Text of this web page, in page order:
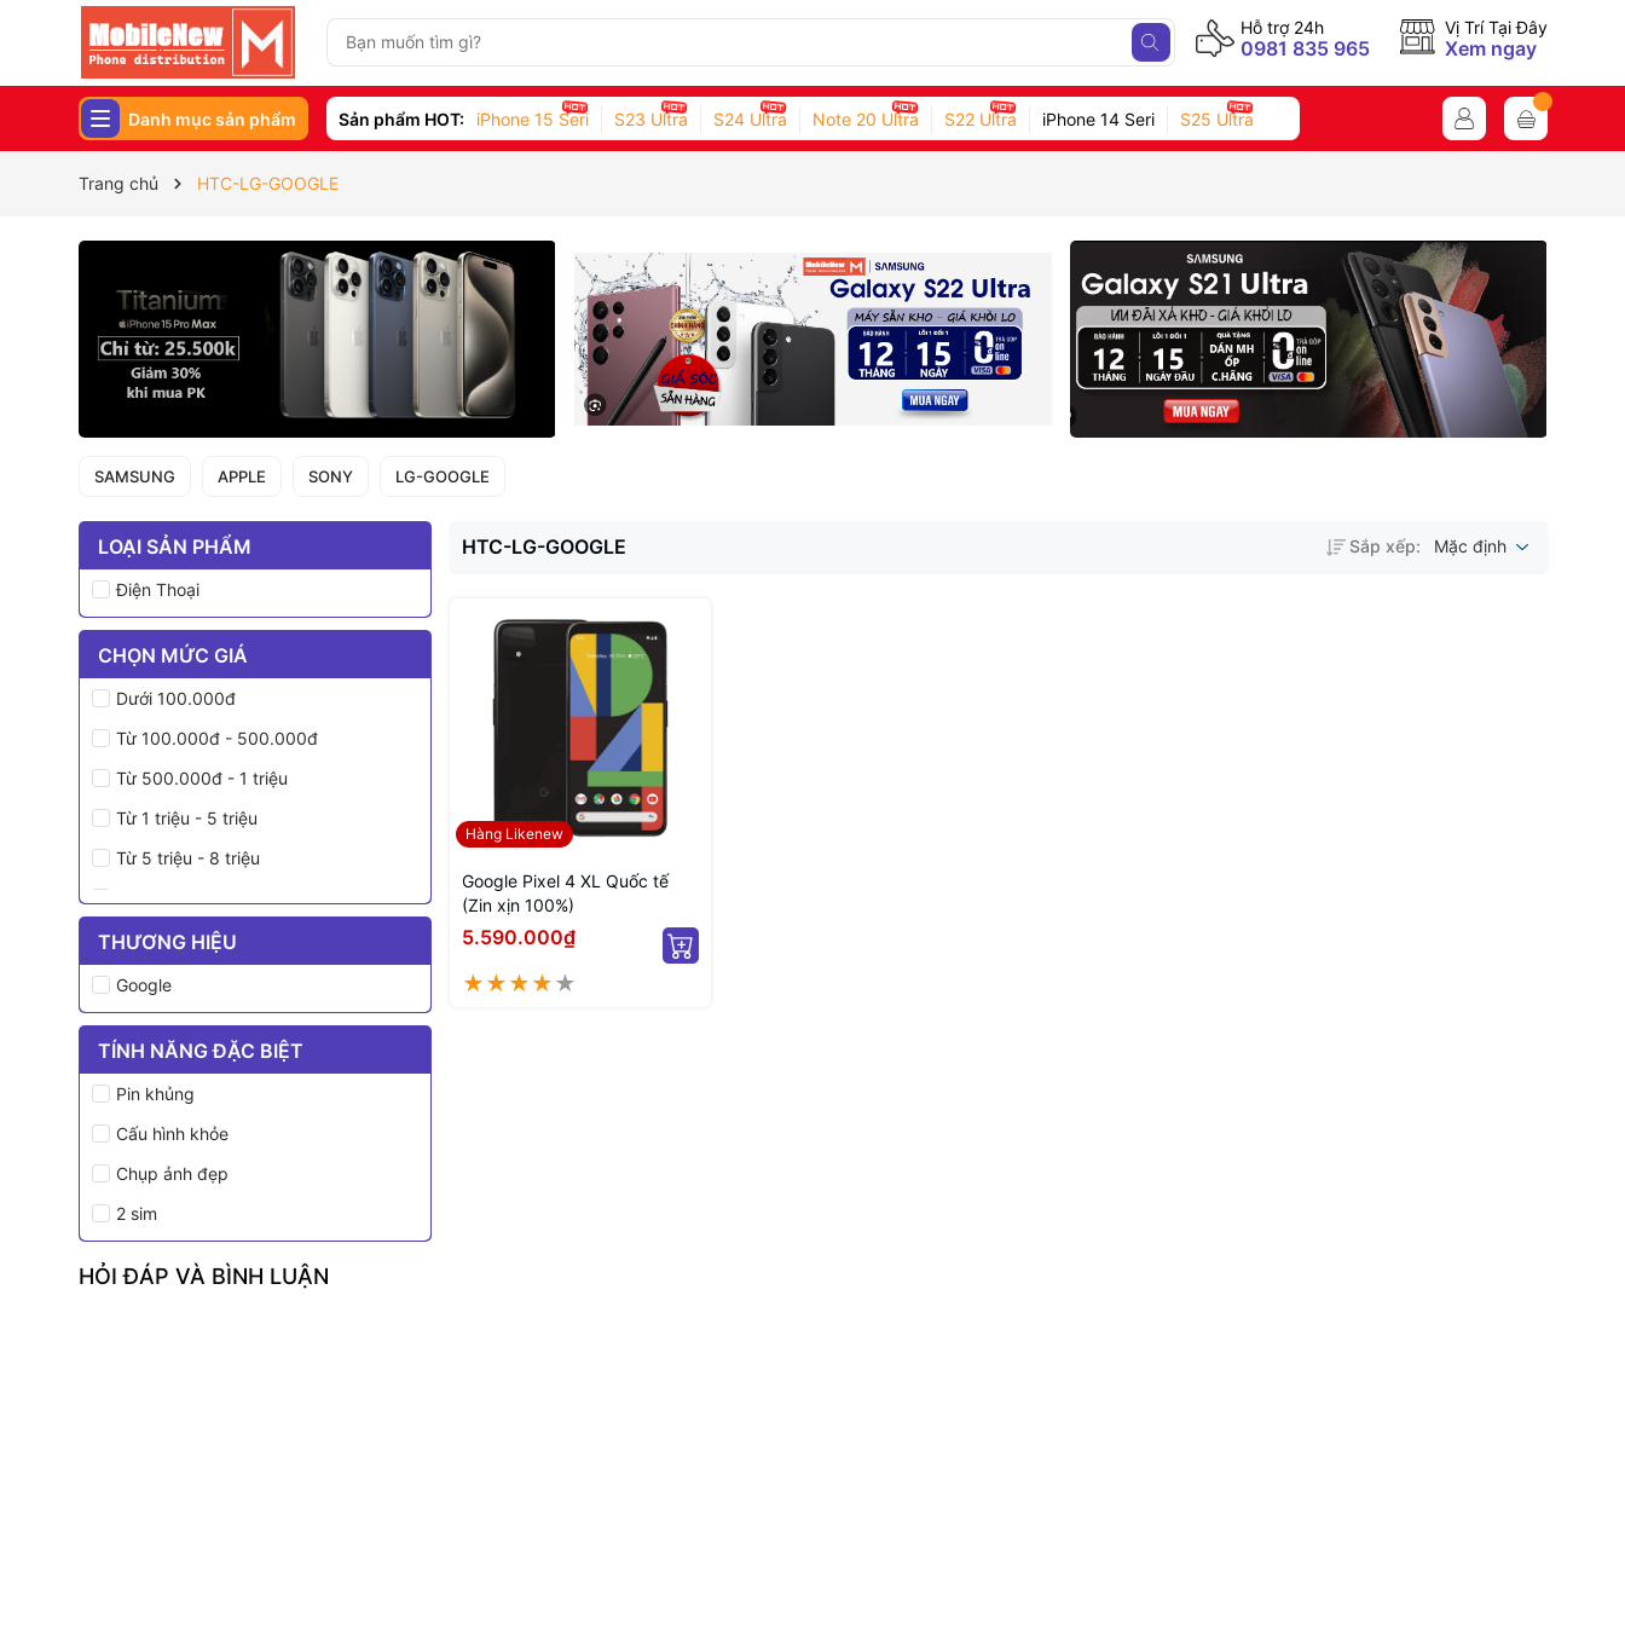
Hỗ trợ 24h
0981 835 965
Vị Trí Tại Đây
Xem ngay
Danh mục sản phẩm Sản phẩm HOT: iPhone 15 Seri S23 Ultra S24 Ultra Note 20 Ultra S22 Ultra iPhone 14 Seri S25 Ultra
Trang chủ HTC-LG-GOOGLE
SAMSUNG APPLE SONY LG-GOOGLE
LOẠI SẢN PHẨM
Điện Thoại
CHỌN MỨC GIÁ
Dưới 100.000đ
Từ 100.000đ - 500.000đ
Từ 500.000đ - 1 triệu
Từ 1 triệu - 5 triệu
Từ 5 triệu - 8 triệu
Từ 10 triệu - 15 triệu
Từ 15 triệu - 20 triệu
Trên 20 triệu
THƯƠNG HIỆU
Google
TÍNH NĂNG ĐẶC BIỆT
Pin khủng
Cấu hình khỏe
Chụp ảnh đẹp
2 sim
HTC-LG-GOOGLE Sắp xếp: Mặc định
Hàng Likenew
Google Pixel 4 XL Quốc tế
(Zin xịn 100%)
5.590.000₫
HỎI ĐÁP VÀ BÌNH LUẬN